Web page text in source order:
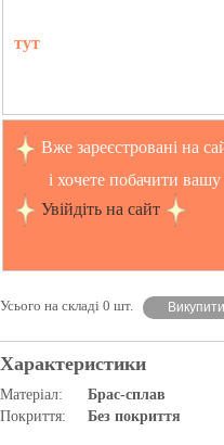
тут
Вже зареєстровані на
і хочете побачити вашу
Увійдіть на сайт
Усього на складі 0 шт.
Характеристики
Матеріал:
Брас-сплав
Покриття:
Без покриття